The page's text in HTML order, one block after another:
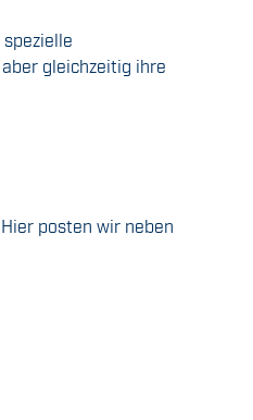
gleichzeitig ihre
posten wir neben